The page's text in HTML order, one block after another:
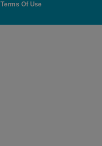
Terms Of Use